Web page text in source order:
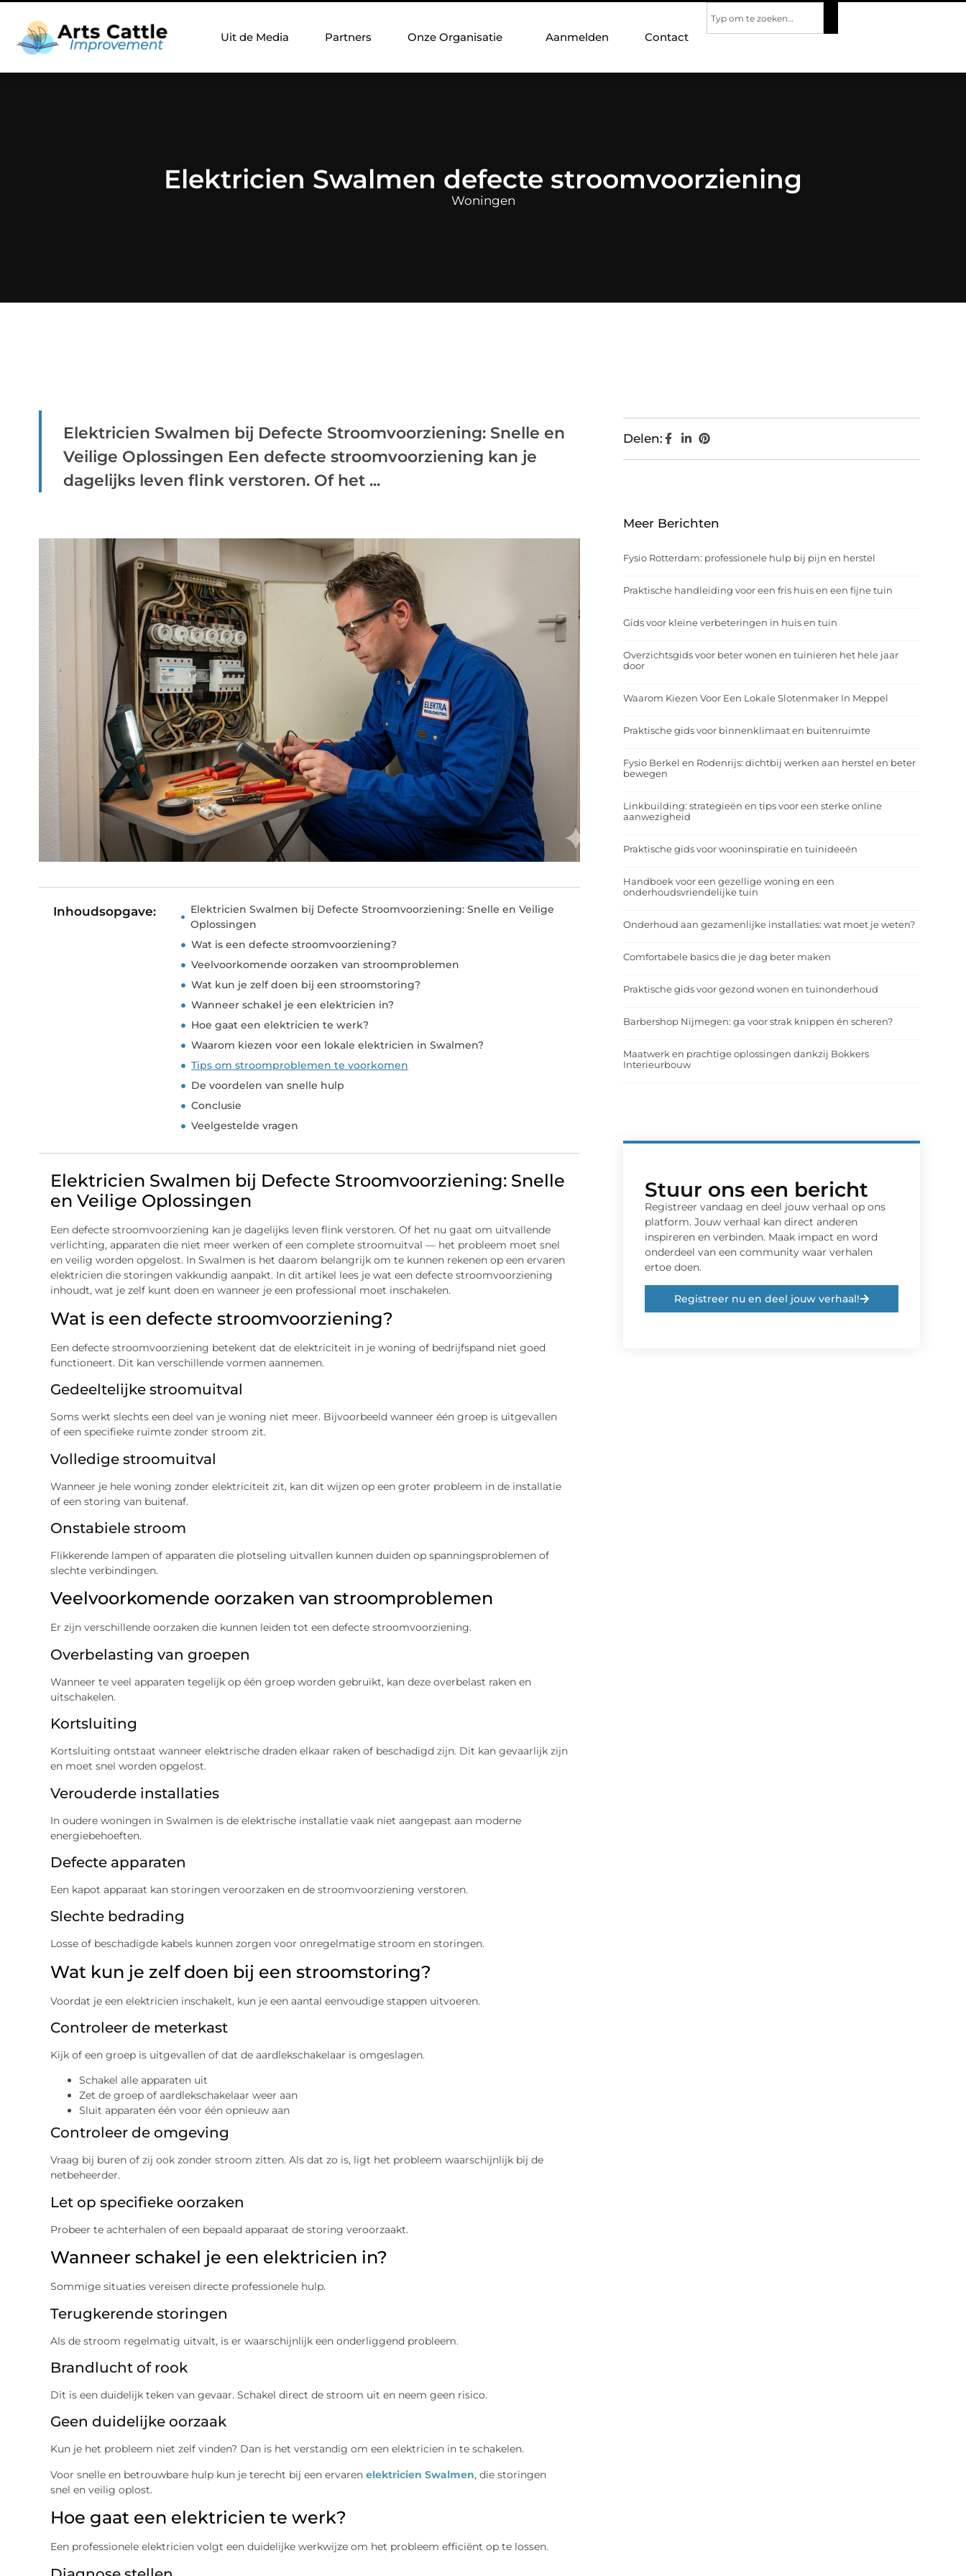
Uit de Media Partners Onze Organisatie Aanmelden Contact
Elektricien Swalmen defecte stroomvoorziening
Woningen
Elektricien Swalmen bij Defecte Stroomvoorziening: Snelle en
Veilige Oplossingen Een defecte stroomvoorziening kan je
dagelijks leven flink verstoren. Of het ...
Inhoudsopgave:
Elektricien Swalmen bij Defecte Stroomvoorziening: Snelle en Veilige
Oplossingen
Wat is een defecte stroomvoorziening?
Veelvoorkomende oorzaken van stroomproblemen
Wat kun je zelf doen bij een stroomstoring?
Wanneer schakel je een elektricien in?
Hoe gaat een elektricien te werk?
Waarom kiezen voor een lokale elektricien in Swalmen?
Tips om stroomproblemen te voorkomen
De voordelen van snelle hulp
Conclusie
Veelgestelde vragen
Elektricien Swalmen bij Defecte Stroomvoorziening: Snelle
en Veilige Oplossingen
Een defecte stroomvoorziening kan je dagelijks leven flink verstoren. Of het nu gaat om uitvallende
verlichting, apparaten die niet meer werken of een complete stroomuitval — het probleem moet snel
en veilig worden opgelost. In Swalmen is het daarom belangrijk om te kunnen rekenen op een ervaren
elektricien die storingen vakkundig aanpakt. In dit artikel lees je wat een defecte stroomvoorziening
inhoudt, wat je zelf kunt doen en wanneer je een professional moet inschakelen.
Wat is een defecte stroomvoorziening?
Een defecte stroomvoorziening betekent dat de elektriciteit in je woning of bedrijfspand niet goed
functioneert. Dit kan verschillende vormen aannemen.
Gedeeltelijke stroomuitval
Soms werkt slechts een deel van je woning niet meer. Bijvoorbeeld wanneer één groep is uitgevallen
of een specifieke ruimte zonder stroom zit.
Volledige stroomuitval
Wanneer je hele woning zonder elektriciteit zit, kan dit wijzen op een groter probleem in de installatie
of een storing van buitenaf.
Onstabiele stroom
Flikkerende lampen of apparaten die plotseling uitvallen kunnen duiden op spanningsproblemen of
slechte verbindingen.
Veelvoorkomende oorzaken van stroomproblemen
Er zijn verschillende oorzaken die kunnen leiden tot een defecte stroomvoorziening.
Overbelasting van groepen
Wanneer te veel apparaten tegelijk op één groep worden gebruikt, kan deze overbelast raken en
uitschakelen.
Kortsluiting
Kortsluiting ontstaat wanneer elektrische draden elkaar raken of beschadigd zijn. Dit kan gevaarlijk zijn
en moet snel worden opgelost.
Verouderde installaties
In oudere woningen in Swalmen is de elektrische installatie vaak niet aangepast aan moderne
energiebehoeften.
Defecte apparaten
Een kapot apparaat kan storingen veroorzaken en de stroomvoorziening verstoren.
Slechte bedrading
Losse of beschadigde kabels kunnen zorgen voor onregelmatige stroom en storingen.
Wat kun je zelf doen bij een stroomstoring?
Voordat je een elektricien inschakelt, kun je een aantal eenvoudige stappen uitvoeren.
Controleer de meterkast
Kijk of een groep is uitgevallen of dat de aardlekschakelaar is omgeslagen.
Schakel alle apparaten uit
Zet de groep of aardlekschakelaar weer aan
Sluit apparaten één voor één opnieuw aan
Controleer de omgeving
Vraag bij buren of zij ook zonder stroom zitten. Als dat zo is, ligt het probleem waarschijnlijk bij de
netbeheerder.
Let op specifieke oorzaken
Probeer te achterhalen of een bepaald apparaat de storing veroorzaakt.
Wanneer schakel je een elektricien in?
Sommige situaties vereisen directe professionele hulp.
Terugkerende storingen
Als de stroom regelmatig uitvalt, is er waarschijnlijk een onderliggend probleem.
Brandlucht of rook
Dit is een duidelijk teken van gevaar. Schakel direct de stroom uit en neem geen risico.
Geen duidelijke oorzaak
Kun je het probleem niet zelf vinden? Dan is het verstandig om een elektricien in te schakelen.
Voor snelle en betrouwbare hulp kun je terecht bij een ervaren elektricien Swalmen, die storingen
snel en veilig oplost.
Hoe gaat een elektricien te werk?
Een professionele elektricien volgt een duidelijke werkwijze om het probleem efficiënt op te lossen.
Delen:
Meer Berichten
Fysio Rotterdam: professionele hulp bij pijn en herstel
Praktische handleiding voor een fris huis en een fijne tuin
Gids voor kleine verbeteringen in huis en tuin
Overzichtsgids voor beter wonen en tuinieren het hele jaar
door
Waarom Kiezen Voor Een Lokale Slotenmaker In Meppel
Praktische gids voor binnenklimaat en buitenruimte
Fysio Berkel en Rodenrijs: dichtbij werken aan herstel en beter
bewegen
Linkbuilding: strategieën en tips voor een sterke online
aanwezigheid
Praktische gids voor wooninspiratie en tuinideeën
Handboek voor een gezellige woning en een
onderhoudsvriendelijke tuin
Onderhoud aan gezamenlijke installaties: wat moet je weten?
Comfortabele basics die je dag beter maken
Praktische gids voor gezond wonen en tuinonderhoud
Barbershop Nijmegen: ga voor strak knippen én scheren?
Maatwerk en prachtige oplossingen dankzij Bokkers
Interieurbouw
Stuur ons een bericht
Registreer vandaag en deel jouw verhaal op ons
platform. Jouw verhaal kan direct anderen
inspireren en verbinden. Maak impact en word
onderdeel van een community waar verhalen
ertoe doen.
Registreer nu en deel jouw verhaal!